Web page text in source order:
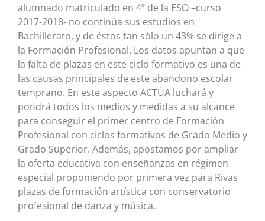
alumnado matriculado en 4º de la ESO –curso
2017-2018- no continúa sus estudios en
Bachillerato, y de éstos tan sólo un 43% se dirige a
la Formación Profesional. Los datos apuntan a que
la falta de plazas en este ciclo formativo es una de
las causas principales de este abandono escolar
temprano. En este aspecto ACTÚA luchará y
pondrá todos los medios y medidas a su alcance
para conseguir el primer centro de Formación
Profesional con ciclos formativos de Grado Medio y
Grado Superior. Además, apostamos por ampliar
la oferta educativa con enseñanzas en régimen
especial proponiendo por primera vez para Rivas
plazas de formación artística con conservatorio
profesional de danza y música.